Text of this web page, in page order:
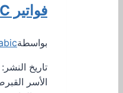
فواتير EAC
بواسطة